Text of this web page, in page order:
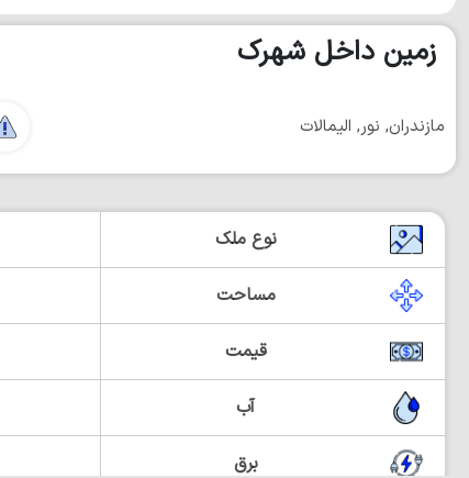
زمین داخل شهرک
مازندران, نور, الیمالات
نوع ملک
مساحت
قیمت
آب
برق